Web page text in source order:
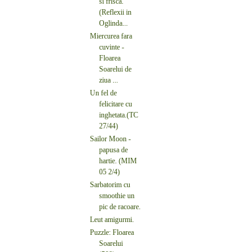
(Reflexii in
Oglinda...
Miercurea fara
cuvinte -
Floarea
Soarelui de
ziua ...
Un fel de
felicitare cu
inghetata.(TC
27/44)
Sailor Moon -
papusa de
hartie. (MIM
05 2/4)
Sarbatorim cu
smoothie un
pic de racoare.
Leut amigurmi.
Puzzle: Floarea
Soarelui